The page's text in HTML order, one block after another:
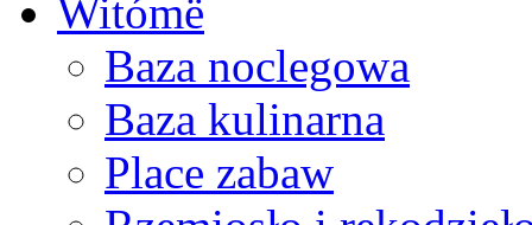
Witómë
Baza noclegowa
Baza kulinarna
Place zabaw